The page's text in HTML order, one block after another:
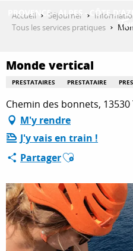
QUE FAIRE ?
SÉJOURNER
ESPACE PRO
Accueil Séjourner
Tous les services pratiques
Monde vertical
PRESTATAIRES PRESTATAIRE
Chemin des bonnets, 13530
M'y rendre
J'y vais en train !
PartagerAjouter aux